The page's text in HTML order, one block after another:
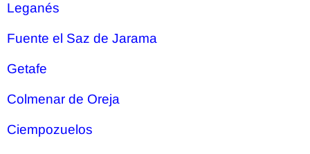
Leganés
Fuente el Saz de Jarama
Getafe
Colmenar de Oreja
Ciempozuelos